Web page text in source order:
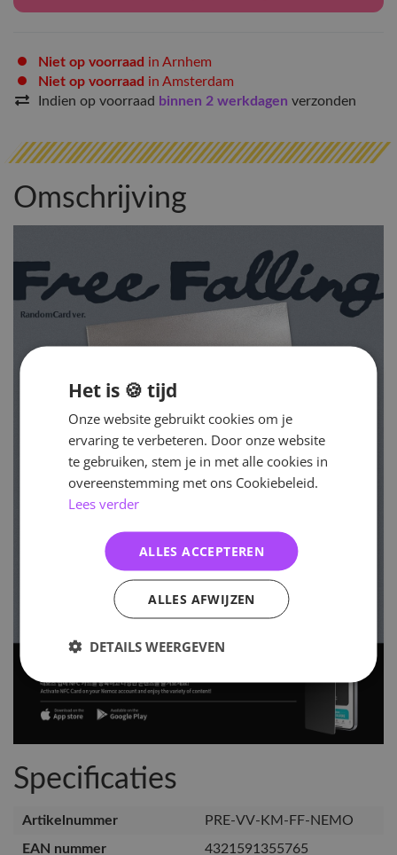
Niet op voorraad in Arnhem
Niet op voorraad in Amsterdam
Indien op voorraad binnen 2 werkdagen verzonden
Omschrijving
Specificaties
Artikelnummer
PRE-VV-KM-FF-NEMO
EAN nummer
4321591355765
Het is 🍪 tijd
Onze website gebruikt cookies om je
ervaring te verbeteren. Door onze website
te gebruiken, stem je in met alle cookies in
overeenstemming met ons Cookiebeleid.
Lees verder
ALLES ACCEPTEREN
ALLES AFWIJZEN
DETAILS WEERGEVEN